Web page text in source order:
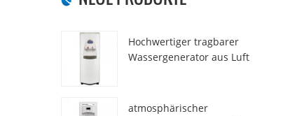
Hochwertiger tragbarer
Wassergenerator aus Luft
atmosphärischer